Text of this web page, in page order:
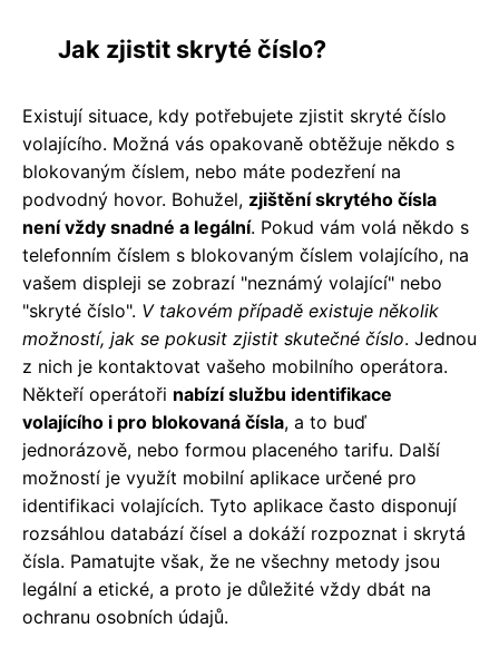
Jak zjistit skryté číslo?
Existují situace, kdy potřebujete zjistit skryté číslo
volajícího. Možná vás opakovaně obtěžuje někdo s
blokovaným číslem, nebo máte podezření na
podvodný hovor. Bohužel, zjištění skrytého čísla
není vždy snadné a legální. Pokud vám volá někdo s
telefonním číslem s blokovaným číslem volajícího, na
vašem displeji se zobrazí "neznámý volající" nebo
"skryté číslo". V takovém případě existuje několik
možností, jak se pokusit zjistit skutečné číslo. Jednou
z nich je kontaktovat vašeho mobilního operátora.
Někteří operátoři nabízí službu identifikace
volajícího i pro blokovaná čísla, a to buď
jednorázově, nebo formou placeného tarifu. Další
možností je využít mobilní aplikace určené pro
identifikaci volajících. Tyto aplikace často disponují
rozsáhlou databází čísel a dokáží rozpoznat i skrytá
čísla. Pamatujte však, že ne všechny metody jsou
legální a etické, a proto je důležité vždy dbát na
ochranu osobních údajů.